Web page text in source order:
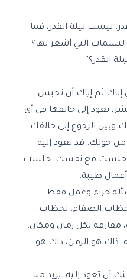
ليست ليلة القدر، فما
التي أشعر بها؟
القدر؟"
إياك ثم إياك أن تحبس
تعود إلى خالقها في أي
وبين الرجوع إلى خالقك
حولك. قد تعود إليه
- جلست مع نفسك، جلست
طيبة.
جزاء وعمل فقط،
لحظات الصفاء، لحظات
مفارقة لكل زمان ومكان.
ذاك هو الزمن، ذاك هو
أن تعود إليه، يريد منا